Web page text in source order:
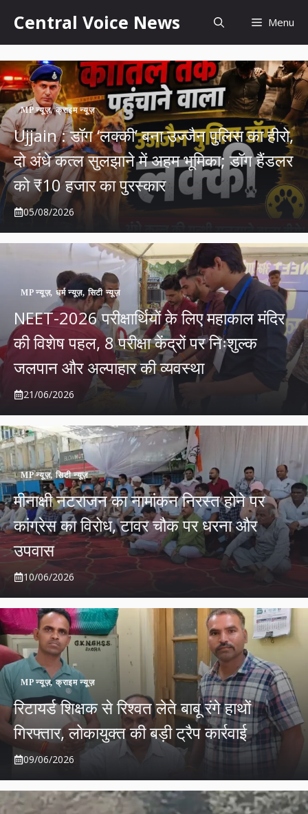
content
Central Voice News Menu
MP न्यूज़,क्राइम न्यूज़
Ujjain : डॉग ‘लक्की’ बना उज्जैन पुलिस का हीरो,
दो अंधे कत्ल सुलझाने में अहम भूमिका; डॉग हैंडलर
को ₹10 हजार का पुरस्कार
05/08/2026
MP न्यूज़, धर्म न्यूज़,सिटी न्यूज़
NEET-2026 परीक्षार्थियों के लिए महाकाल मंदिर
की विशेष पहल, 8 परीक्षा केंद्रों पर निःशुल्क
जलपान और अल्पाहार की व्यवस्था
21/06/2026
MP न्यूज़,सिटी न्यूज़
मीनाक्षी नटराजन का नामांकन निरस्त होने पर
कांग्रेस का विरोध, टावर चौक पर धरना और
उपवास
10/06/2026
MP न्यूज़,क्राइम न्यूज़
रिटायर्ड शिक्षक से रिश्वत लेते बाबू रंगे हाथों
गिरफ्तार, लोकायुक्त की बड़ी ट्रैप कार्रवाई
09/06/2026